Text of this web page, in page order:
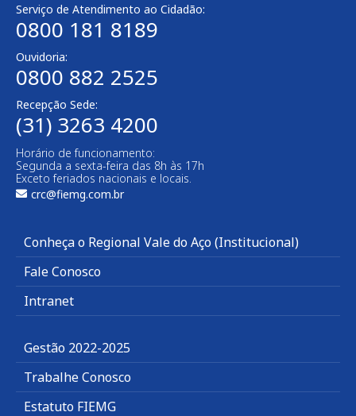
Serviço de Atendimento ao Cidadão:
0800 181 8189
Ouvidoria:
0800 882 2525
Recepção Sede:
(31) 3263 4200
Horário de funcionamento:
Segunda a sexta-feira das 8h às 17h
Exceto feriados nacionais e locais.
crc@fiemg.com.br
Conheça o Regional Vale do Aço (Institucional)
Fale Conosco
Intranet
Gestão 2022-2025
Trabalhe Conosco
Estatuto FIEMG